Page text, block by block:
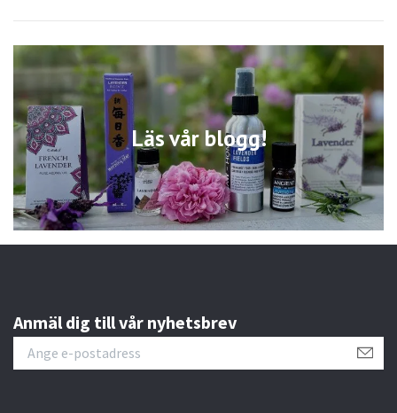
Läs vår blogg!
Anmäl dig till vår nyhetsbrev